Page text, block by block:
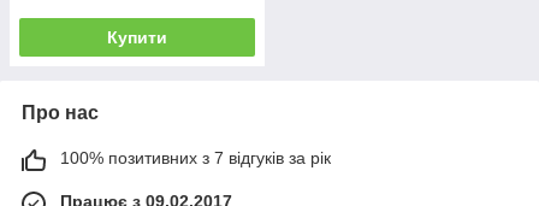
Купити
Про нас
100% позитивних з 7 відгуків за рік
Працює з 09.02.2017